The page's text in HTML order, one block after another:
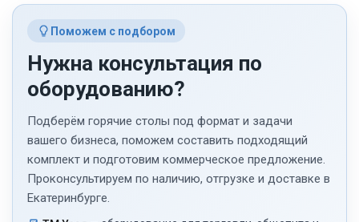
Поможем с подбором
Нужна консультация по
оборудованию?
Подберём горячие столы под формат и задачи
вашего бизнеса, поможем составить подходящий
комплект и подготовим коммерческое предложение.
Проконсультируем по наличию, отгрузке и доставке в
Екатеринбурге.